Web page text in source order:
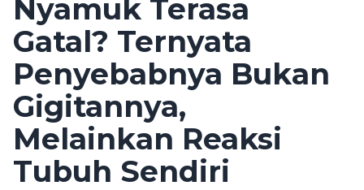
Nyamuk Terasa
Gatal? Ternyata
Penyebabnya Bukan
Gigitannya,
Melainkan Reaksi
Tubuh Sendiri